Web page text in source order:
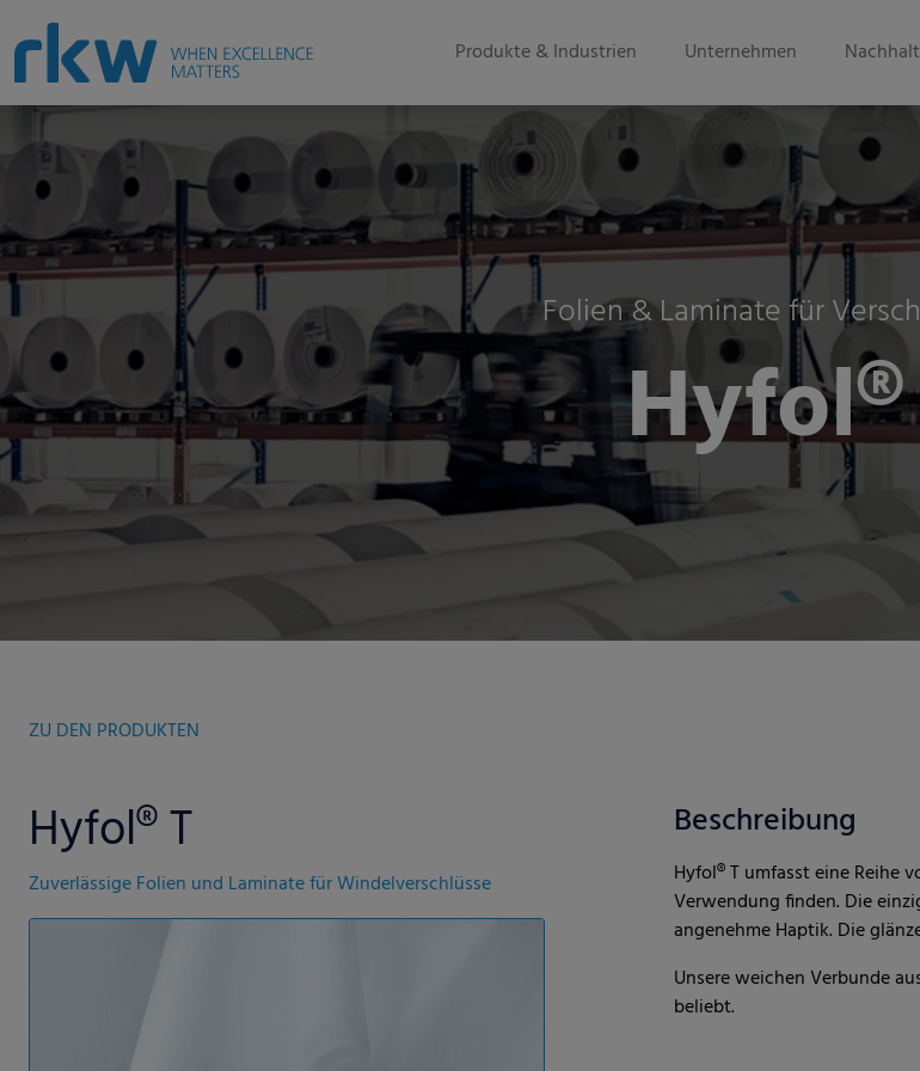
Produkte & Industrien Unternehmen
Folien & Laminate für
ZU DEN PRODUKTEN
Hyfol® T
Zuverlässige Folien und Laminate für Windelverschlüsse
Beschreibung
Hyfol® T umfasst eine Reihe
Verwendung finden. Die
angenehme Haptik. Die
Unsere weichen Verbunde
beliebt.